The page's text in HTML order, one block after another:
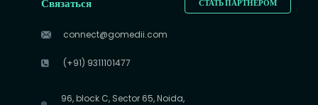
СТАТЬ ПАРТНЕРОМ
Связаться
connect@gomedii.com
(+91) 9311101477
96, block C, Sector 65, Noida,